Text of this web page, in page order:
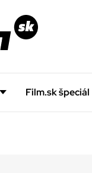
Film.sk špeciál